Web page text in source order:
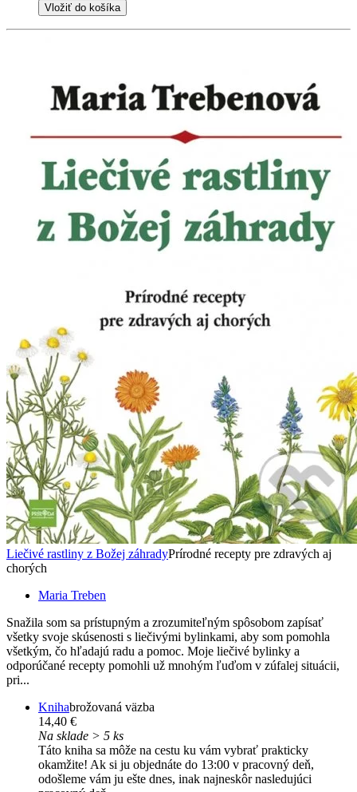
Vložiť do košíka
Liečivé rastliny z Božej záhradyPrírodné recepty pre zdravých aj
chorých
Maria Treben
Snažila som sa prístupným a zrozumiteľným spôsobom zapísať
všetky svoje skúsenosti s liečivými bylinkami, aby som pomohla
všetkým, čo hľadajú radu a pomoc. Moje liečivé bylinky a
odporúčané recepty pomohli už mnohým ľuďom v zúfalej situácii,
pri...
Knihabrožovaná väzba
14,40 €
Na sklade > 5 ks
Táto kniha sa môže na cestu ku vám vybrať prakticky
okamžite! Ak si ju objednáte do 13:00 v pracovný deň,
odošleme vám ju ešte dnes, inak najneskôr nasledujúci